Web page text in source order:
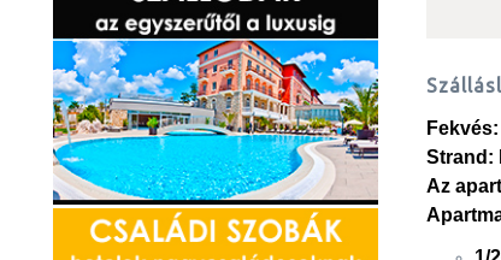
Fekvés:
Strand:
Az